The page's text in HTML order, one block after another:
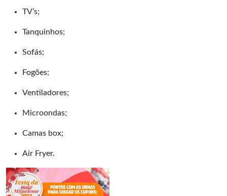
TV’s;
Tanquinhos;
Sofás;
Fogões;
Ventiladores;
Microondas;
Camas box;
Air Fryer.